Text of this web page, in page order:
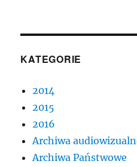
KATEGORIE
2014
2015
2016
Archiwa
Archiwa Państwowe